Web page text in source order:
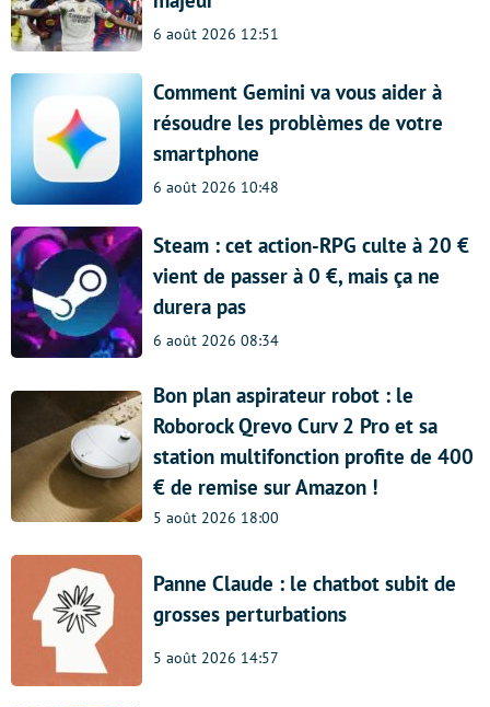
6 août 2026 12:51
Comment Gemini va vous aider à
résoudre les problèmes de votre
smartphone
6 août 2026 10:48
Steam : cet action-RPG culte à 20 €
vient de passer à 0 €, mais ça ne
durera pas
6 août 2026 08:34
Bon plan aspirateur robot : le
Roborock Qrevo Curv 2 Pro et sa
station multifonction profite de 400
€ de remise sur Amazon !
5 août 2026 18:00
Panne Claude : le chatbot subit de
grosses perturbations
5 août 2026 14:57